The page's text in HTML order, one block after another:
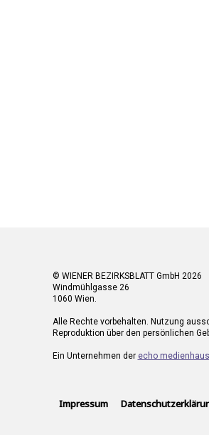
© WIENER BEZIRKSBLATT GmbH 2026
Windmühlgasse 26
1060 Wien.
Alle Rechte vorbehalten. Nutzung
Reproduktion über den persönlichen
Ein Unternehmen der echo
Impressum